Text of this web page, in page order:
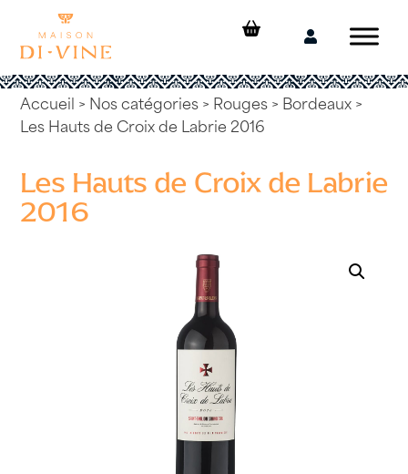
content
Mon
Accueil > Nos catégories> Rouges> Bordeaux>
Les Hauts de Croix de Labrie 2016
Les Hauts de Croix de Labrie
2016